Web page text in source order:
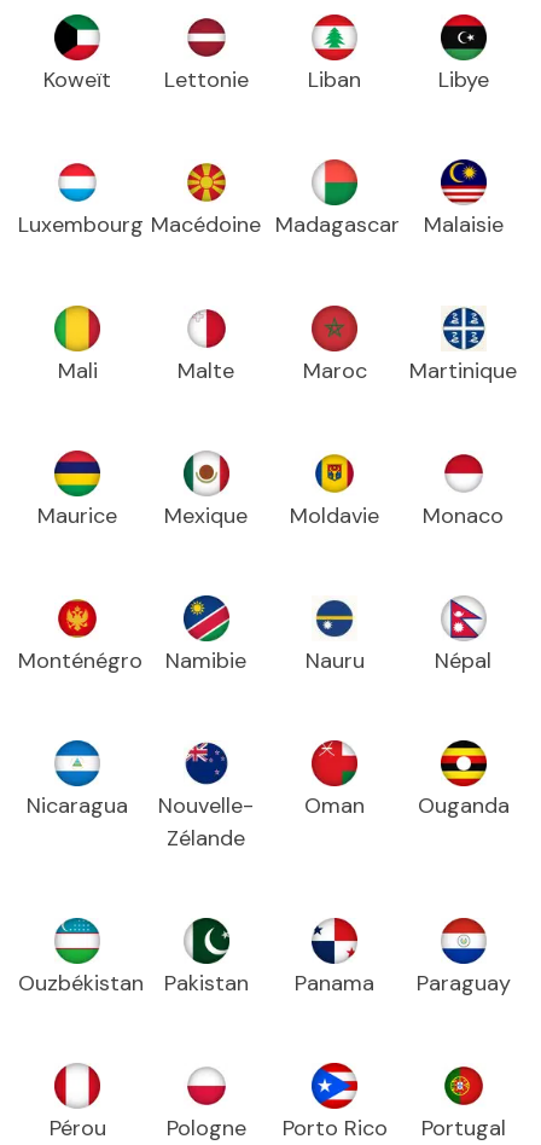
Koweït Lettonie Liban Libye
Luxembourg Macédoine Madagascar Malaisie
Mali Malte Maroc Martinique
Maurice Mexique Moldavie Monaco
Monténégro Namibie Nauru Népal
Nicaragua
Nouvelle-
Zélande
Oman Ouganda
Ouzbékistan Pakistan Panama Paraguay
Pérou Pologne Porto Rico Portugal